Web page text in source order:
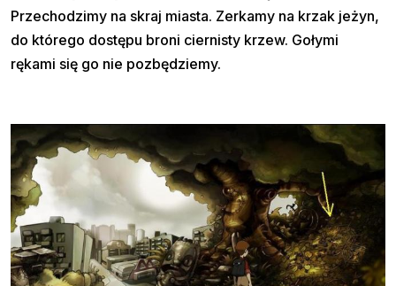
Przechodzimy na skraj miasta. Zerkamy na krzak jeżyn,
do którego dostępu broni ciernisty krzew. Gołymi
rękami się go nie pozbędziemy.